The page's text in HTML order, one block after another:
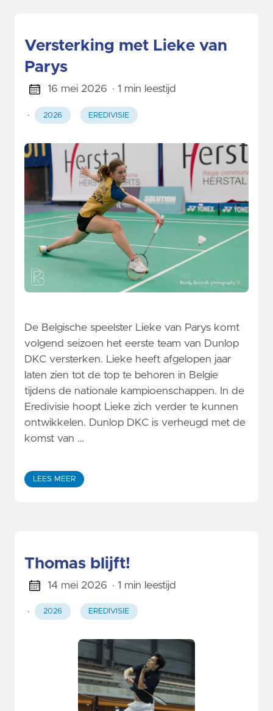
Versterking met Lieke van
Parys
16 mei 2026 · 1 min leestijd
· 2026 EREDIVISIE
De Belgische speelster Lieke van Parys komt
volgend seizoen het eerste team van Dunlop
DKC versterken. Lieke heeft afgelopen jaar
laten zien tot de top te behoren in Belgie
tijdens de nationale kampioenschappen. In de
Eredivisie hoopt Lieke zich verder te kunnen
ontwikkelen. Dunlop DKC is verheugd met de
komst van …
LEES MEER
Thomas blijft!
14 mei 2026 · 1 min leestijd
· 2026 EREDIVISIE